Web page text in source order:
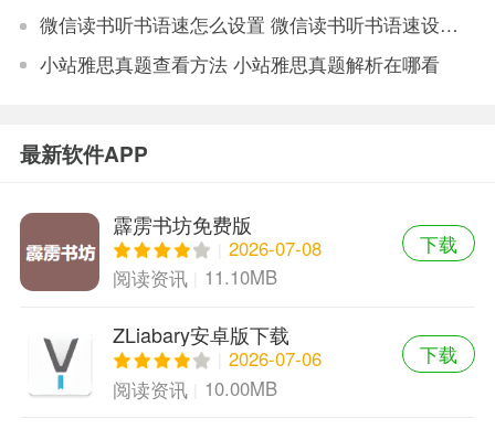
微信读书听书语速怎么设置 微信读书听书语速设置方法
小站雅思真题查看方法 小站雅思真题解析在哪看
最新软件APP
霹雳书坊免费版
2026-07-08
阅读资讯
11.10MB
下载
ZLiabary安卓版下载
2026-07-06
阅读资讯
10.00MB
下载